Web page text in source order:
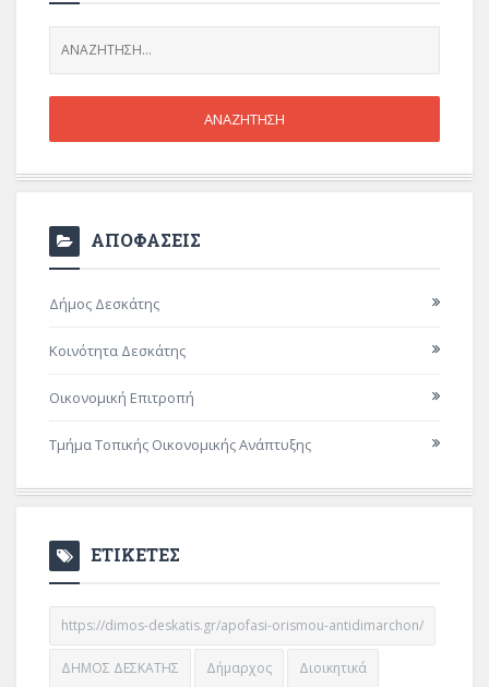
ΑΠΟΦΑΣΕΙΣ
Δήμος Δεσκάτης
Κοινότητα Δεσκάτης
Οικονομική Επιτροπή
Τμήμα Τοπικής Οικονομικής Ανάπτυξης
ΕΤΙΚΕΤΕΣ
https://dimos-deskatis.gr/apofasi-orismou-antidimarchon/
ΔΗΜΟΣ ΔΕΣΚΑΤΗΣ Δήμαρχος Διοικητικά